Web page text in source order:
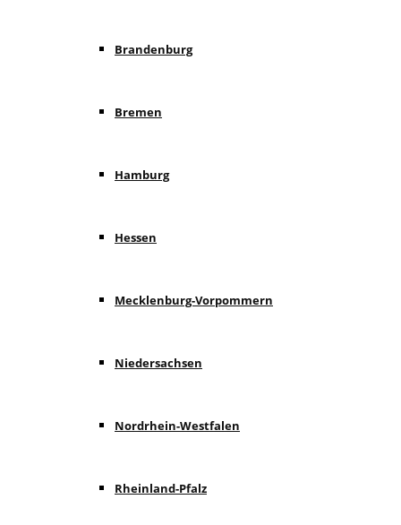
Brandenburg
Bremen
Hamburg
Hessen
Mecklenburg-Vorpommern
Niedersachsen
Nordrhein-Westfalen
Rheinland-Pfalz